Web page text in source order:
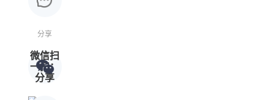
分享
微信扫
一扫：
分享